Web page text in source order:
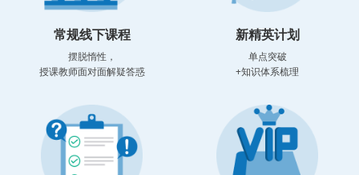
常规线下课程
摆脱惰性，
授课教师面对面解疑答惑
新精英计划
单点突破
+知识体系梳理